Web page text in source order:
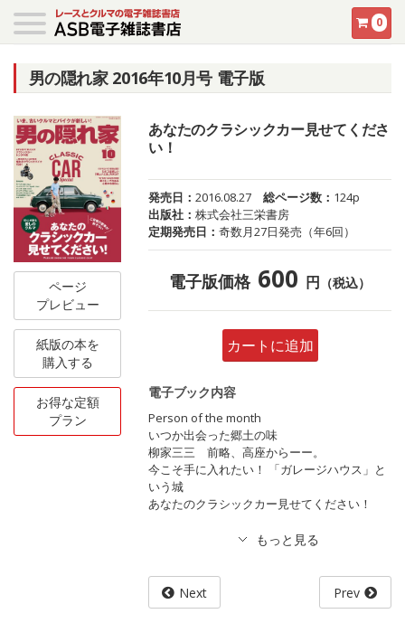
0
男の隠れ家 2016年10月号 電子版
ページ
プレビュー
紙版の本を
購入する
お得な定額
プラン
あなたのクラシックカー見せてくださ
い！
発売日：2016.08.27 総ページ数： 124p
出版社：株式会社三栄書房
定期発売日：奇数月27日発売（年6回）
電子版価格 600 円 （税込）
カートに追加
電子ブック内容
Person of the month
いつか出会った郷土の味
柳家三三 前略、高座からーー。
今こそ手に入れたい！ 「ガレージハウス」と
いう城
あなたのクラシックカー見せてください！
Next Prev